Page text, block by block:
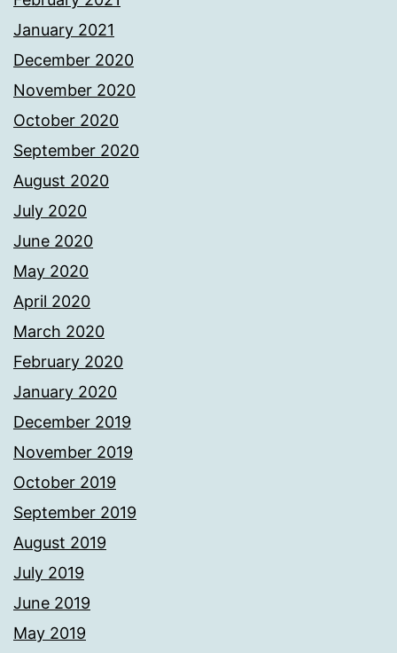
January 2021
December 2020
November 2020
October 2020
September 2020
August 2020
July 2020
June 2020
May 2020
April 2020
March 2020
February 2020
January 2020
December 2019
November 2019
October 2019
September 2019
August 2019
July 2019
June 2019
May 2019